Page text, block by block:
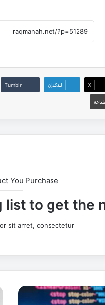
‫X لينكدإن
You Purchase
to get the
sit amet, consectetur.
ا